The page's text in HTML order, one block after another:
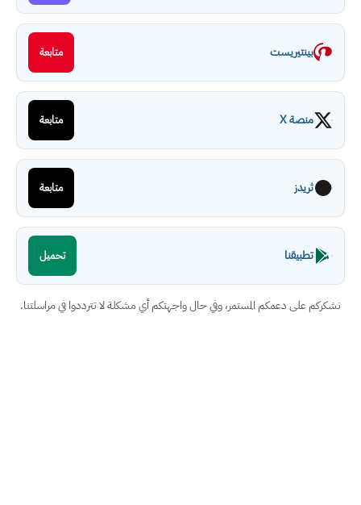
بينتيريست متابعة
منصة X متابعة
ثريدز متابعة
تطبيقنا تحميل
نشكركم على دعمكم المستمر، وفي حال واجهتكم أي مشكلة لا تترددوا في مراسلتنا.